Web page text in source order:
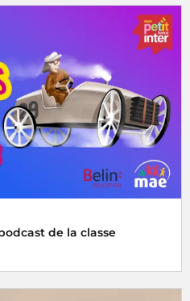
de la classe